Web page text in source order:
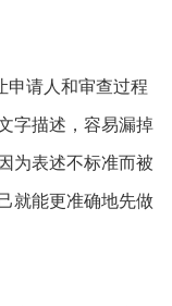
申请人和审查过程
字描述，容易漏掉
为表述不标准而被
就能更准确地先做